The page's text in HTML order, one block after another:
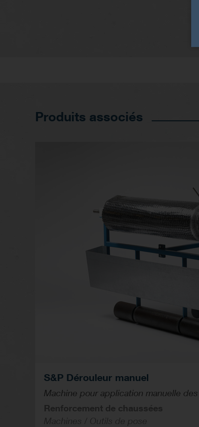
Produits associés
S&P Dérouleur manuel
Machine pour application manuelle
Renforcement de chaussées
Machines / Outils de pose